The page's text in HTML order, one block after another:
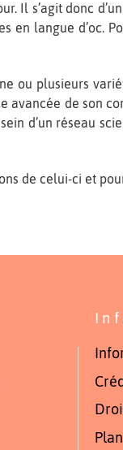
Il s’agit donc
en langue d’oc.
ou plusieurs
avancée de son
d’un réseau
de celui-ci et